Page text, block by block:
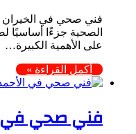
فني صحي في الخيران
الصحية جزءًا أساسيًا
على الأهمية الكبيرة…
أكمل القراءة »
فني صحي في